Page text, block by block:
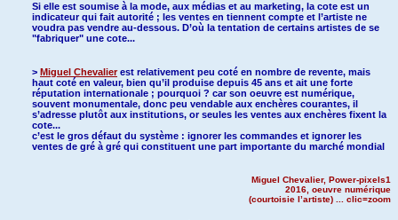
Si elle est soumise à la mode, aux médias et au marketing, la cote est un
indicateur qui fait autorité ; les ventes en tiennent compte et l’artiste ne
voudra pas vendre au-dessous. D’où la tentation de certains artistes de se
"fabriquer" une cote...
> Miguel Chevalierest relativement peu coté en nombre de revente, mais
haut coté en valeur, bien qu’il produise depuis 45 ans et ait une forte
réputation internationale ; pourquoi ? car son oeuvre est numérique,
souvent monumentale, donc peu vendable aux enchères courantes, il
s’adresse plutôt aux institutions, or seules les ventes aux enchères fixent la
cote...
c’est le gros défaut du système : ignorer les commandes et ignorer les
ventes de gré à gré qui constituent une part importante du marché mondial
Miguel Chevalier, Power-pixels1
2016, oeuvre numérique
(courtoisie l’artiste) ... clic=zoom